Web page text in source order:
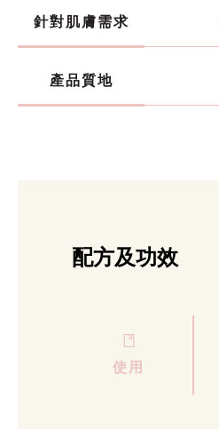
針對肌膚需求
產品質地
配方及功效
使用